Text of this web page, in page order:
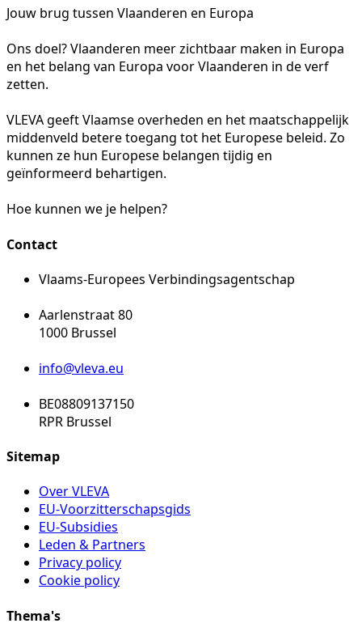
Jouw brug tussen Vlaanderen en Europa
Ons doel? Vlaanderen meer zichtbaar maken in Europa
en het belang van Europa voor Vlaanderen in de verf
zetten.
VLEVA geeft Vlaamse overheden en het maatschappelijk
middenveld betere toegang tot het Europese beleid. Zo
kunnen ze hun Europese belangen tijdig en
geïnformeerd behartigen.
Hoe kunnen we je helpen?
Contact
Vlaams-Europees Verbindingsagentschap
Aarlenstraat 80
1000 Brussel
info@vleva.eu
BE08809137150
RPR Brussel
Sitemap
Over VLEVA
EU-Voorzitterschapsgids
EU-Subsidies
Leden & Partners
Privacy policy
Cookie policy
Thema's